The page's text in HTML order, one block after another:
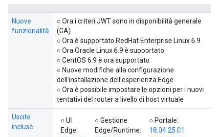
Nuove
funzionalità
○ Ora i criteri JWT sono in disponibilità generale
(GA)
○ Ora è supportato RedHat Enterprise Linux 6.9
○ Ora Oracle Linux 6.9 è supportato
○ CentOS 6.9 è ora supportato
○ Nuove modifiche alla configurazione
dell'installazione dell'esperienza Edge
○ Ora è possibile impostare le opzioni per i nuovi
tentativi del router a livello di host virtuale
Uscite
incluse
○ UI
Edge:
○ Gestione
Edge/Runtime:
○ Portale:
18.04.25.01